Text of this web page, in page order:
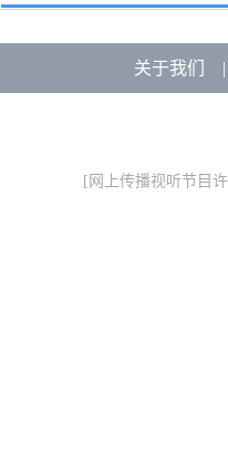
关于我们 |
[ 网上传播视听节目许